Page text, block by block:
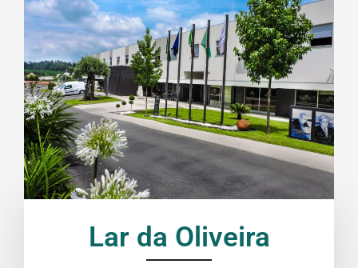
Lar da Oliveira